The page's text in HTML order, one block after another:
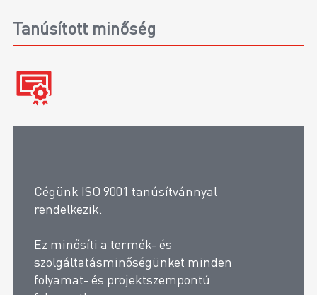
Tanúsított minőség
Cégünk ISO 9001 tanúsítvánnyal
rendelkezik.
Ez minősíti a termék- és
szolgáltatásminőségünket minden
folyamat- és projektszempontú